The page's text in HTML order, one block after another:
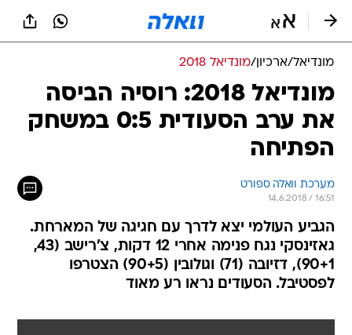
מונדיאל/ארכיון/מונדיאל 2018
מונדיאל 2018: רוסיה הביסה
את ערב הסעודית 0:5 במשחק
הפתיחה
מערכת וואלה ספורט
14.6.2018 / 16:51
הגביע העולמי יצא לדרך עם חגיגה של המארחת.
גאזינסקי נגח פנימה אחרי 12 דקות, צ'רישב (43,
90+1), דזיובה (71) וגולובין (90+5) הצטרפו
לפסטיבל. הסעודים נראו רע מאוד